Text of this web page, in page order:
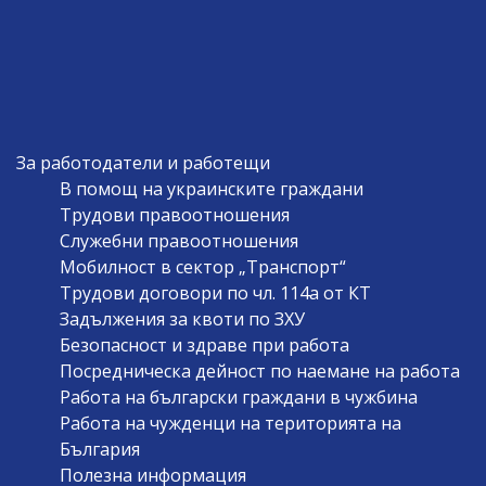
За работодатели и работещи
В помощ на украинските граждани
Трудови правоотношения
Служебни правоотношения
Мобилност в сектор „Транспорт“
Трудови договори по чл. 114а от КТ
Задължения за квоти по ЗХУ
Безопасност и здраве при работа
Посредническа дейност по наемане на работа
Работа на български граждани в чужбина
Работа на чужденци на територията на
България
Полезна информация